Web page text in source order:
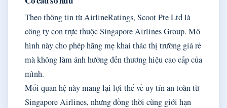
Theo thông tin từ AirlineRatings, Scoot Pte Ltd là
công ty con trực thuộc Singapore Airlines Group. Mô
hình này cho phép hãng mẹ khai thác thị trường giá rẻ
mà không làm ảnh hưởng đến thương hiệu cao cấp của
mình.
Mối quan hệ này mang lại lợi thế về uy tín an toàn từ
Singapore Airlines, nhưng đồng thời cũng giới hạn